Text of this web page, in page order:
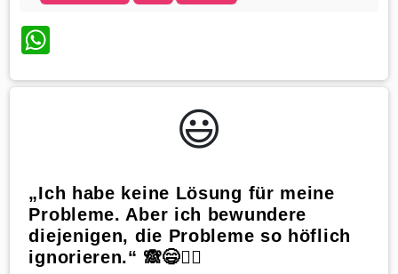
WhatsApp
😃️
„Ich habe keine Lösung für meine
Probleme. Aber ich bewundere
diejenigen, die Probleme so höflich
ignorieren.“ 🙈😄🤷‍♀️